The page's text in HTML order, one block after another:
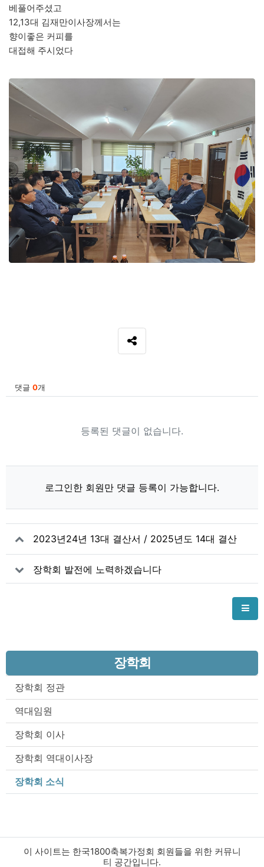
베풀어주셨고
12,13대 김재만이사장께서는
향이좋은 커피를
대접해 주시었다
SNS 공유
댓글 0개
등록된 댓글이 없습니다.
로그인한 회원만 댓글 등록이 가능합니다.
2023년24년 13대 결산서 / 2025년도 14대 결산
서
장학회 발전에 노력하겠습니다
장학회
장학회 정관
역대임원
장학회 이사
장학회 역대이사장
장학회 소식
이 사이트는 한국1800축복가정회 회원들을 위한 커뮤니
티 공간입니다.